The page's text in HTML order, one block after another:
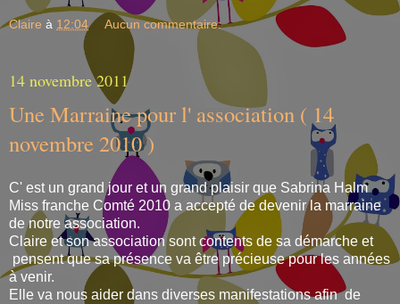
Claire à 12:04 Aucun commentaire:
14 novembre 2011
Une Marraine pour l' association ( 14
novembre 2010 )
C' est un grand jour et un grand plaisir que Sabrina Halm
Miss franche Comté 2010 a accepté de devenir la marraine
de notre association.
Claire et son association sont contents de sa démarche et
pensent que sa présence va être précieuse pour les années
à venir.
Elle va nous aider dans diverses manifestations afin de